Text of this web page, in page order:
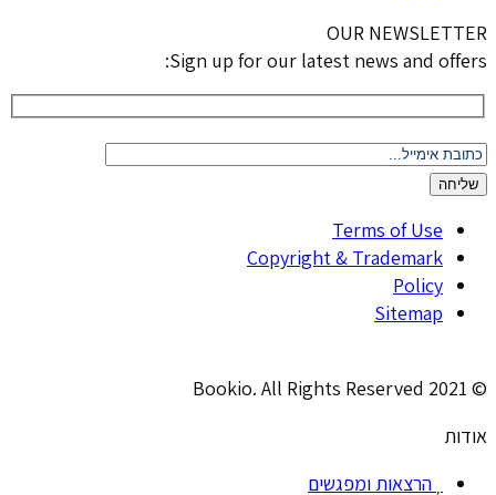
OUR NEWSLETTER
Sign up for our latest news and offers:
Please
this
field
empty.
Terms of Use
Copyright & Trademark
Policy
Sitemap
© 2021 Bookio. All Rights Reserved
אודות
הרצאות ומפגשים